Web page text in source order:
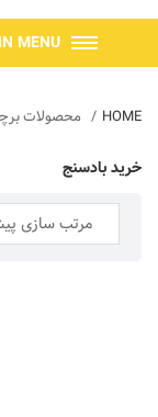
MENU
HOME محصولات
خرید بادسنج